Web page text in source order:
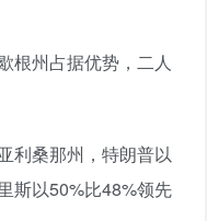
根州占据优势，二人
利桑那州，特朗普以
斯以50%比48%领先